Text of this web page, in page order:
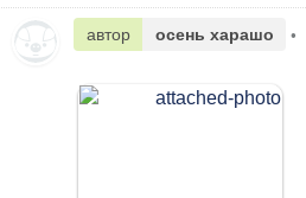
автор осень харашо •